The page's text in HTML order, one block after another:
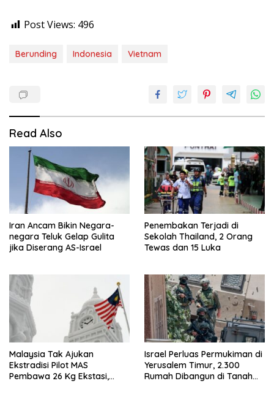
Post Views: 496
Berunding Indonesia Vietnam
Read Also
Iran Ancam Bikin Negara-
negara Teluk Gelap Gulita
jika Diserang AS-Israel
Penembakan Terjadi di
Sekolah Thailand, 2 Orang
Tewas dan 15 Luka
Malaysia Tak Ajukan
Ekstradisi Pilot MAS
Pembawa 26 Kg Ekstasi,
Israel Perluas Permukiman di
Yerusalem Timur, 2.300
Rumah Dibangun di Tanah